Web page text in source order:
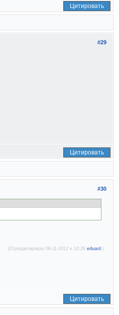
Цитировать
#29
Цитировать
#30
(Отредактировал 09-11-2012 в 14:28 eduard .)
Цитировать